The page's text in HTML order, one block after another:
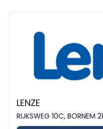
LENZE
RIJKSWEG 10C, BORNEM